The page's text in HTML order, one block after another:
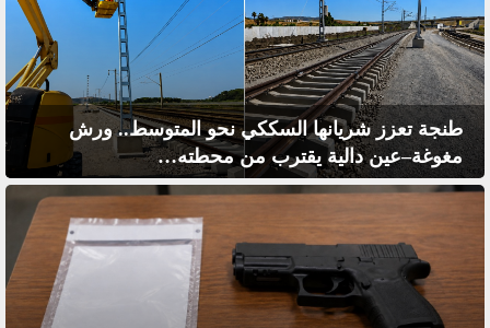
طنجة تعزز شريانها السككي نحو المتوسط.. ورش
مغوغة–عين دالية يقترب من محطته…